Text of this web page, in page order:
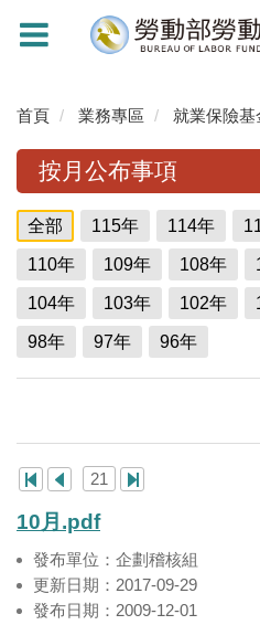
Toggle
navigation
首頁 業務專區 就業保險基
按月公布事項
全部 115年 114年
110年 109年 108年
104年 103年 102年
98年 97年 96年
21
10月.pdf
發布單位：企劃稽核組
更新日期：2017-09-29
發布日期：2009-12-01